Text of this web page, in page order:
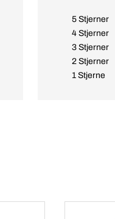
5 Stjerner
4 Stjerner
3 Stjerner
2 Stjerner
1 Stjerne